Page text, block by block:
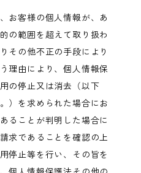
お客様の個人情報が、あ
の範囲を超えて取り扱わ
その他不正の手段により
理由により、個人情報保
の停止又は消去（以下
）を求められた場合にお
ることが判明した場合に
求であることを確認の上
停止等を行い、その旨を